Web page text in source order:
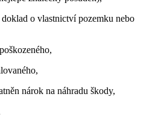
o vlastnictví pozemku nebo
nárok na náhradu škody,